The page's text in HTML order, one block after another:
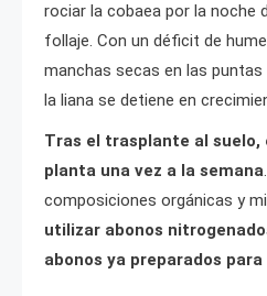
rociar la cobaea por la noche
follaje. Con un déficit de
manchas secas en las puntas
la liana se detiene en
Tras el trasplante al suelo,
planta una vez a la semana
composiciones orgánicas y
utilizar abonos
abonos ya preparados